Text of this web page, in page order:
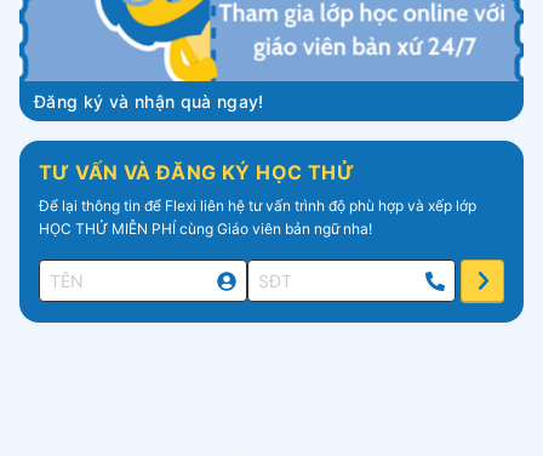
Đăng ký và nhận quà ngay!
TƯ VẤN VÀ ĐĂNG KÝ HỌC THỬ
Để lại thông tin để Flexi liên hệ tư vấn trình độ phù hợp và xếp lớp
HỌC THỬ MIỄN PHÍ cùng Giáo viên bản ngữ nha!